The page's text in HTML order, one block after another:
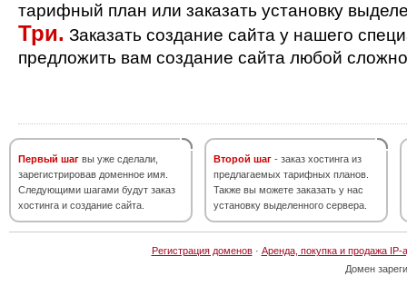
тарифный план или заказать установку
Три. Заказать создание сайта у нашего
предложить вам создание сайта любой
Первый шаг вы уже сделали,
зарегистрировав доменное имя.
Следующими шагами будут заказ
хостинга и создание сайта.
Второй шаг - заказ хостинга из
предлагаемых тарифных планов.
Также вы можете заказать у нас
установку выделенного сервера.
Регистрация доменов· Аренда, покупка и продажа IP-
Домен